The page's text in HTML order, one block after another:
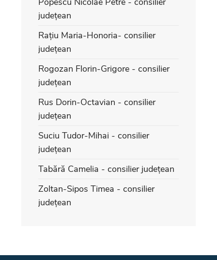
județean
Rațiu Maria-Honoria- consilier
județean
Rogozan Florin-Grigore - consilier
județean
Rus Dorin-Octavian - consilier
județean
Suciu Tudor-Mihai - consilier
județean
Tabără Camelia - consilier județean
Zoltan-Sipos Timea - consilier
județean